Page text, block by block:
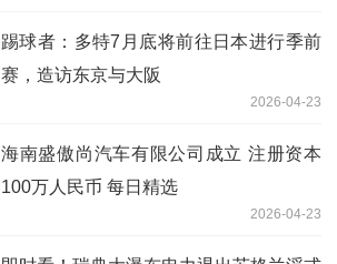
踢球者：多特7月底将前往日本进行季前
赛，造访东京与大阪
2026-04-23
海南盛傲尚汽车有限公司成立 注册资本
100万人民币 每日精选
2026-04-23